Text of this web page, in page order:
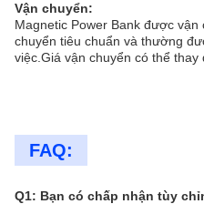
Vận chuyển:
Magnetic Power Bank được
chuyển tiêu chuẩn và thường
việc.Giá vận chuyển có thể thay
FAQ:
Q1: Bạn có chấp nhận tùy